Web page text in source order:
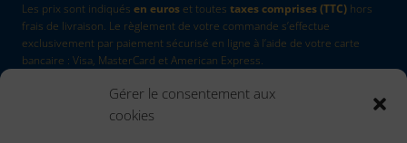
Gérer le consentement aux
cookies
Les prix sont indiqués en euros et toutes taxes comprises (TTC) hors
frais de livraison. Le règlement de votre commande s’effectue
exclusivement par paiement sécurisé en ligne à l’aide de votre carte
bancaire : Visa, MasterCard et American Express.
by Quadri7